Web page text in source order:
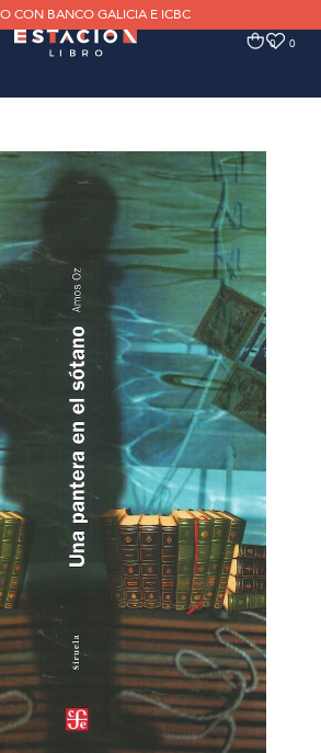
CON BANCO GALICIA E ICBC
0 0